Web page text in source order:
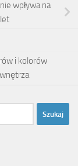
wpływa na
i kolorów